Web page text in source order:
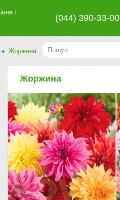
і
(044) 390-33-00
Жоржина
Жоржина